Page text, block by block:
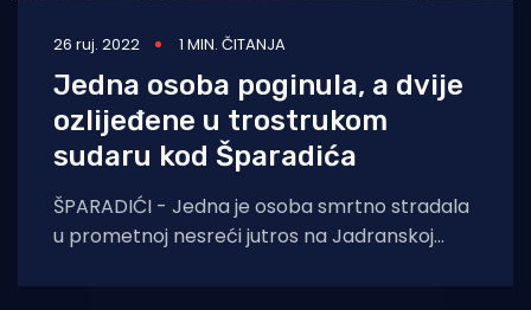
26 ruj. 2022 1 MIN. ČITANJA
Jedna osoba poginula, a dvije
ozlijeđene u trostrukom
sudaru kod Šparadića
ŠPARADIĆI - Jedna je osoba smrtno stradala
u prometnoj nesreći jutros na Jadranskoj
više